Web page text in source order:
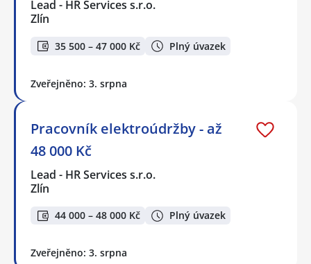
Lead - HR Services s.r.o.
Zlín
35 500 – 47 000 Kč Plný úvazek
Zveřejněno: 3. srpna
Pracovník elektroúdržby - až
48 000 Kč
Lead - HR Services s.r.o.
Zlín
44 000 – 48 000 Kč Plný úvazek
Zveřejněno: 3. srpna